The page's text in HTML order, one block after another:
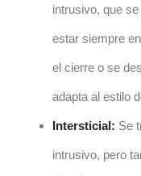
intrusivo, que
estar siempre
el cierre o se
adapta al estilo
Intersticial: Se
intrusivo, pero